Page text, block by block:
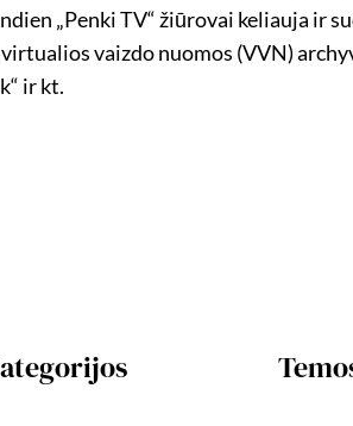
„Penki TV“ žiūrovai keliauja ir
vaizdo nuomos (VVN)
ir kt.